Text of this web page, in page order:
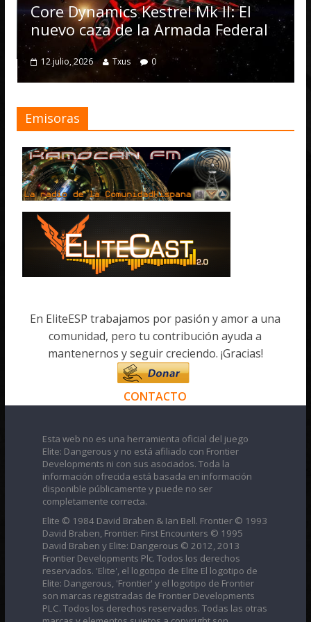
Dynamics Kestrel Mk II: El
caza de la Armada Federal
julio, 2026 Txus 0
Emisoras
En EliteESP trabajamos por pasión y amor a una
comunidad, pero tu contribución ayuda a
mantenernos y seguir creciendo. ¡Gracias!
CONTACTO
Esta web no es una herramienta oficial del juego
Elite: Dangerous y no está afiliado con Frontier
Developments ni con sus asociados. Toda la
información ofrecida está basada en información
disponible públicamente y puede no ser
completamente correcta.
Elite © 1984 David Braben & Ian Bell. Frontier © 1993
David Braben, Frontier: First Encounters © 1995
David Braben y Elite: Dangerous © 2012, 2013
Frontier Developments Plc. Todos los derechos
reservados. 'Elite', el logotipo de Elite El logotipo de
Elite: Dangerous, 'Frontier' y el logotipo de Frontier
son marcas registradas de Frontier Developments
PLC. Todos los derechos reservados. Todas las otras